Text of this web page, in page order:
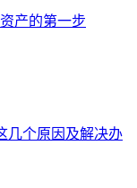
产的第一步
几个原因及解决办